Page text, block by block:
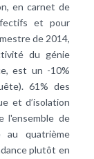
en carnet de
et pour
de 2014,
du génie
est un -10%
61% des
et d’isolation
l'ensemble de
au quatrième
plutôt en